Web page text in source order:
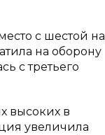
с шестой на
на оборону
с третьего
высоких в
увеличила